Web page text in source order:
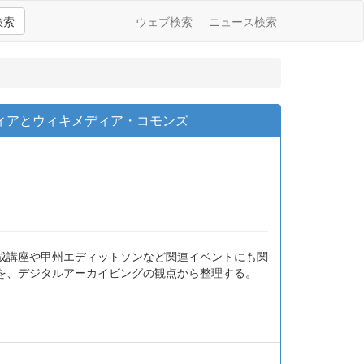
索 ウェブ検索 ニュース検索
とウィキメディア・コモンズ
座や甲州エディットソンなど関連イベントにも関
デジタルアーカイビングの観点から整理する。